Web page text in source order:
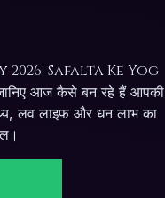
2026: Safalta Ke Yog
आज कैसे बन रहे हैं आपकी
लव लाइफ और धन लाभ का